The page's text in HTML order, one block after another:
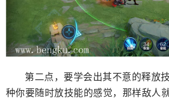
第二点，要学会出其不意的释放
种你要随时放技能的感觉，那样敌人